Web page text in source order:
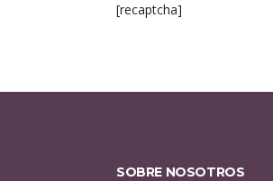
[recaptcha]
SOBRE NOSOTROS